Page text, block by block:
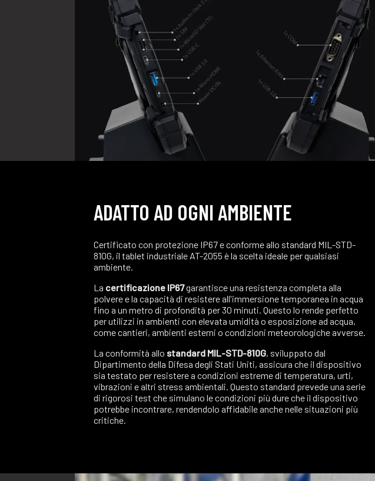
ADATTO AD OGNI AMBIENTE
Certificato con protezione IP67 e conforme allo standard MIL-STD-
810G, il tablet industriale AT-2055 è la scelta ideale per qualsiasi
ambiente.
La certificazione IP67garantisce una resistenza completa alla
polvere e la capacità di resistere all'immersione temporanea in acqua
fino a un metro di profondità per 30 minuti. Questo lo rende perfetto
per utilizzi in ambienti con elevata umidità o esposizione ad acqua,
come cantieri, ambienti esterni o condizioni meteorologiche avverse.
La conformità allo standard MIL-STD-810G, sviluppato dal
Dipartimento della Difesa degli Stati Uniti, assicura che il dispositivo
sia testato per resistere a condizioni estreme di temperatura, urti,
vibrazioni e altri stress ambientali. Questo standard prevede una serie
di rigorosi test che simulano le condizioni più dure che il dispositivo
potrebbe incontrare, rendendolo affidabile anche nelle situazioni più
critiche.